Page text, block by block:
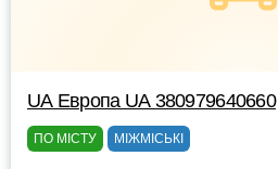
UА Европа UА 380979640660
ПО МІСТУ МІЖМІСЬКІ